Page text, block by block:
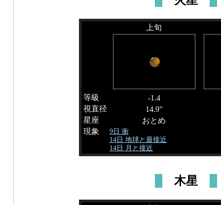
上旬
等級
-1.4
視直径
14.9"
星座
おとめ
現象
9日 衝
14日 地球と最接近
14日 月と接近
木星